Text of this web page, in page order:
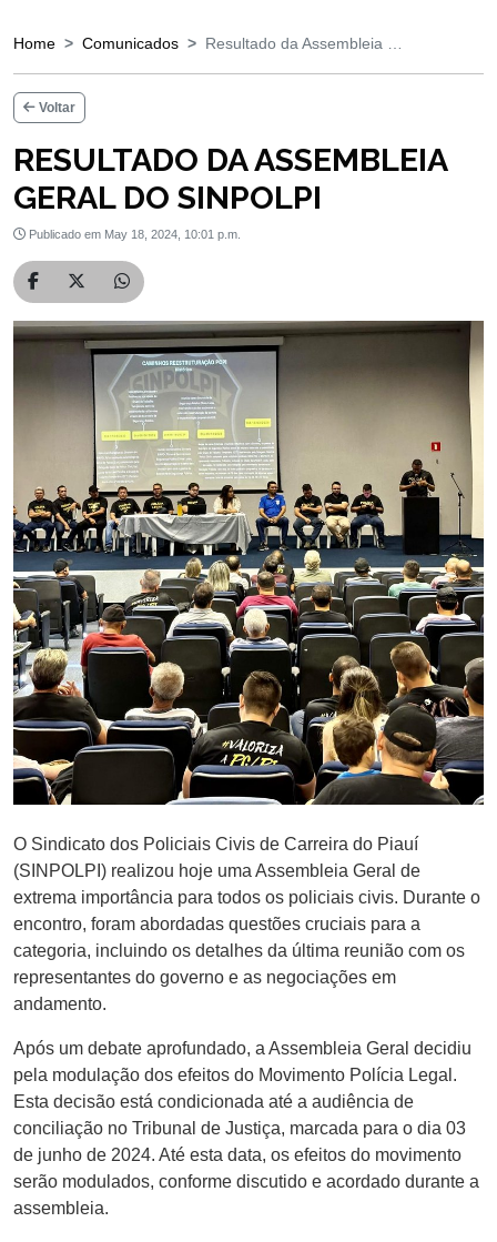
Home Comunicados Resultado da Assembleia …
Voltar
RESULTADO DA ASSEMBLEIA
GERAL DO SINPOLPI
Publicado em May 18, 2024, 10:01 p.m.
Compartilhar no Facebook
Compartilhar no Twitter
Compartilhar no WhatsApp
O Sindicato dos Policiais Civis de Carreira do Piauí
(SINPOLPI) realizou hoje uma Assembleia Geral de
extrema importância para todos os policiais civis. Durante o
encontro, foram abordadas questões cruciais para a
categoria, incluindo os detalhes da última reunião com os
representantes do governo e as negociações em
andamento.
Após um debate aprofundado, a Assembleia Geral decidiu
pela modulação dos efeitos do Movimento Polícia Legal.
Esta decisão está condicionada até a audiência de
conciliação no Tribunal de Justiça, marcada para o dia 03
de junho de 2024. Até esta data, os efeitos do movimento
serão modulados, conforme discutido e acordado durante a
assembleia.